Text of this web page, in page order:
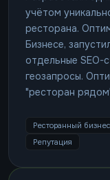
учётом
ресторана.
Бизнесе,
отдельные SEO-
геозапросы.
"ресторан
Ресторанный бизнес
Репутация